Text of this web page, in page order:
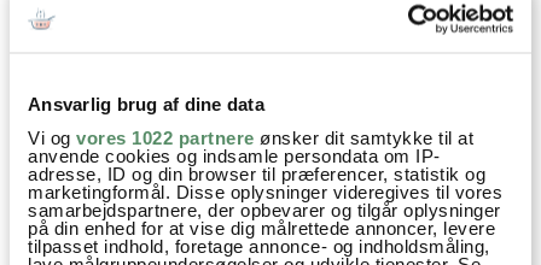
Ansvarlig brug af dine data
Vi og vores 1022 partnere ønsker dit samtykke til at
anvende cookies og indsamle persondata om IP-
adresse, ID og din browser til præferencer, statistik og
marketingformål. Disse oplysninger videregives til vores
samarbejdspartnere, der opbevarer og tilgår oplysninger
på din enhed for at vise dig målrettede annoncer, levere
tilpasset indhold, foretage annonce- og indholdsmåling,
Hvordan opbevarer jeg franskbrødscroutoner
hjemmelavede så de ikke bliver bløde
besvar
Nelly: